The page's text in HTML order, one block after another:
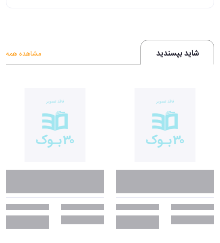
شاید بپسندید مشاهده همه